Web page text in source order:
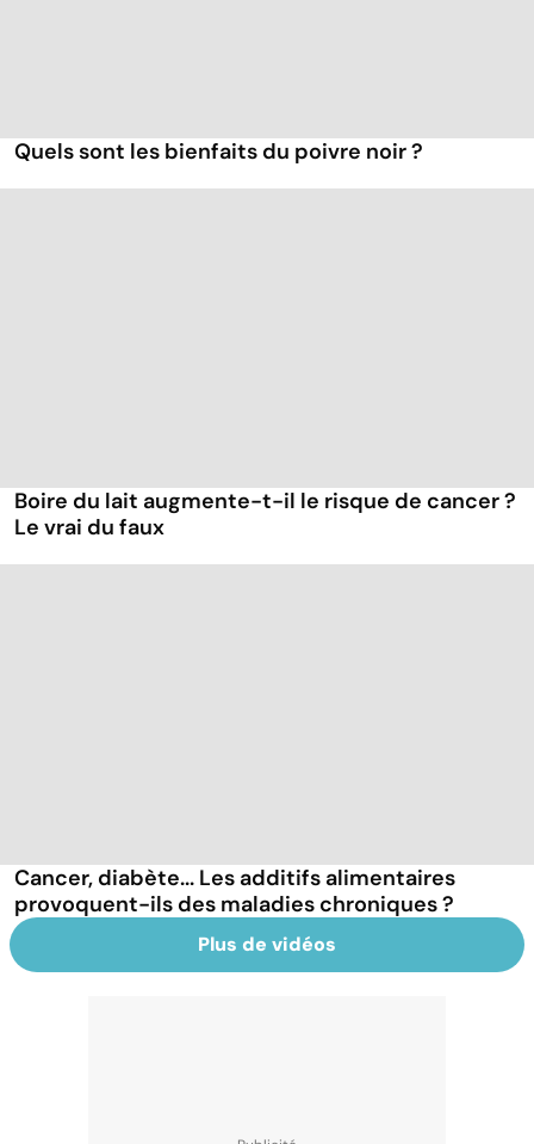
Quels sont les bienfaits du poivre noir ?
Boire du lait augmente-t-il le risque de cancer ?
Le vrai du faux
Cancer, diabète... Les additifs alimentaires
provoquent-ils des maladies chroniques ?
Plus de vidéos